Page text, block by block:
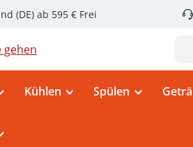
springen
(DE) ab 595 € Frei
Kühlen Spülen